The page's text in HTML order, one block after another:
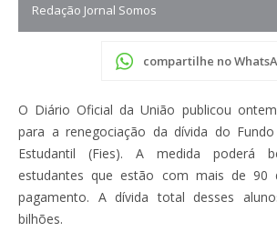
Redação Jornal Somos
compartilhe no
O Diário Oficial da União publicou
para a renegociação da dívida do
Estudantil (Fies). A medida poderá
estudantes que estão com mais de 90
pagamento. A dívida total desses
bilhões.